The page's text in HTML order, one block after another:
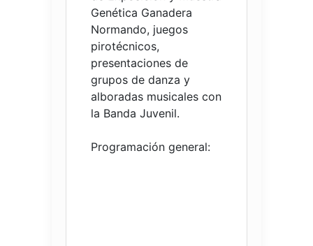
Genética Ganadera
Normando, juegos
pirotécnicos,
presentaciones de
grupos de danza y
alboradas musicales con
la Banda Juvenil.
Programación general: